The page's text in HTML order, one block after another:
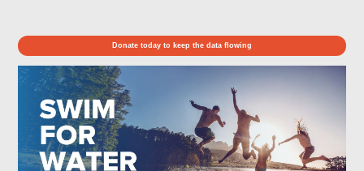
Donate today to keep the data flowing